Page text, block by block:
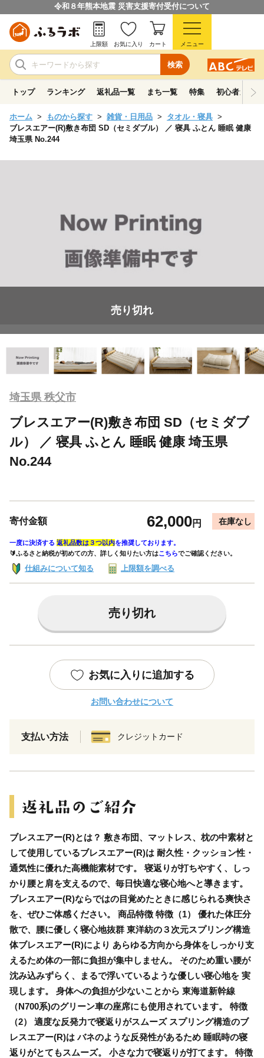
令和８年熊本地震 災害支援寄付受付について
検索
上限額 お気に入り カート メニュー
トップ ランキング 返礼品一覧 まち一覧 特集 初心者ガイド
ホーム ものから探す 雑貨・日用品
タオル・寝具
ブレスエアー(R)敷き布団 SD（セミダブル） ／ 寝具 ふとん 睡眠 健康
埼玉県 No.244
売り切れ
埼玉県 秩父市
ブレスエアー(R)敷き布団 SD（セミダブ
ル） ／ 寝具 ふとん 睡眠 健康 埼玉県
No.244
寄付金額 62,000円 在庫なし
一度に決済する 返礼品数は３つ以内を推奨しております。
🔰ふるさと納税が初めての方、詳しく知りたい方はこちらでご確認ください。
仕組みについて知る 上限額を調べる
売り切れ
お気に入りに追加する
お問い合わせについて
支払い方法 クレジットカード
ブレスエアー(R)とは？ 敷き布団、マットレス、枕の中素材と
して使用しているブレスエアー(R)は 耐久性・クッション性・
通気性に優れた高機能素材です。 寝返りが打ちやすく、しっ
かり腰と肩を支えるので、毎日快適な寝心地へと導きます。
ブレスエアー(R)ならではの目覚めたときに感じられる爽快さ
を、ぜひご体感ください。 商品特徴 特徴（1） 優れた体圧分
散で、腰に優しく寝心地抜群 東洋紡の３次元スプリング構造
体ブレスエアー(R)により あらゆる方向から身体をしっかり支
えるため体の一部に負担が集中しません。 そのため重い腰が
沈み込みずらく、まるで浮いているような優しい寝心地を 実
現します。 身体への負担が少ないことから 東海道新幹線
（N700系)のグリーン車の座席にも使用されています。 特徴
（2） 適度な反発力で寝返りがスムーズ スプリング構造のブ
レスエアー(R)は バネのような反発性があるため 睡眠時の寝
返りがとてもスムーズ。 小さな力で寝返りが打てます。 特徴